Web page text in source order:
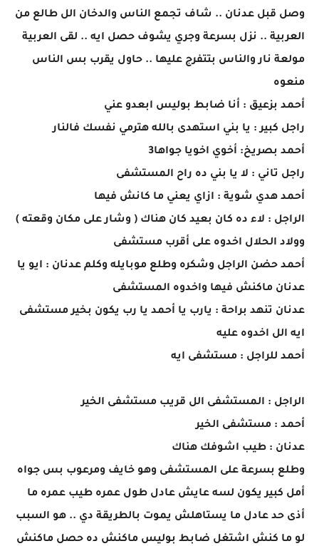
وصل قبل عدنان .. شاف تجمع الناس والدخان الل طالع من
العربية .. نزل بسرعة وجري يشوف حصل ايه .. لقى العربية
مولعة نار والناس بتتفرج عليها .. حاول يقرب بس الناس
منعوه
أحمد بزعيق : أنا ضابط بوليس ابعدو عني
راجل كبير : يا بني استهدى بالله هترمي نفسك فالنار
أحمد بصريخ: أخوي اخويا جواها3
راجل تاني : لا يا بني ده راح المستشفى
أحمد هدي شوية : ازاي يعني ما كانش فيها
الراجل : لاء ده كان بعيد كان هناك ( وشار على مكان وقعته )
وولاد الحلال اخدوه على أقرب مستشفى
أحمد حضن الراجل وشكره وطلع موبايله وكلم عدنان : ايو يا
عدنان ماكنش فيها واخدوه المستشفى
عدنان تنهد براحة : يارب يا أحمد يا رب يكون بخير مستشفى
ايه الل اخدوه عليه
أحمد للراجل : مستشفى ايه
الراجل : المستشفى الل قريب مستشفى الخير
أحمد : مستشفى الخير
عدنان : طيب اشوفك هناك
وطلع بسرعة على المستشفى وهو خايف ومرعوب بس جواه
أمل كبير يكون لسه عايش عادل طول عمره طيب عمره ما
أذى حد عادل ما يستاهلش يموت بالطريقة دي .. هو السبب
لو ما كنش اشتغل ضابط بوليس ماكنش ده حصل ماكنش